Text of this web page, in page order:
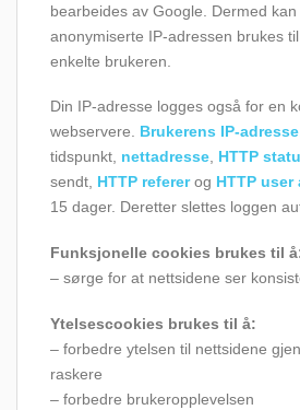
bearbeides av Google. Dermed kan
anonymiserte IP-adressen brukes
enkelte brukeren.
Din IP-adresse logges også for en
webservere. Brukerens IP-adresse
tidspunkt, nettadresse, HTTP
sendt, HTTP refererog HTTP user
15 dager. Deretter slettes loggen
Funksjonelle cookies brukes til
– sørge for at nettsidene ser
Ytelsescookies brukes til å:
– forbedre ytelsen til nettsidene
raskere
– forbedre brukeropplevelsen